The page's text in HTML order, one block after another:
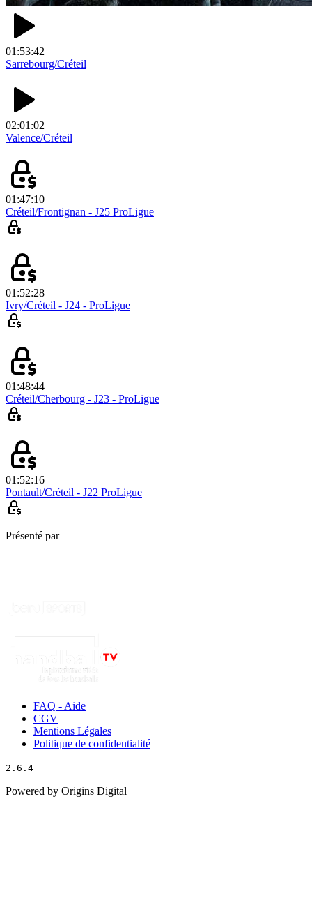
01:53:42
Sarrebourg/Créteil
02:01:02
Valence/Créteil
01:47:10
Créteil/Frontignan - J25 ProLigue
01:52:28
Ivry/Créteil - J24 - ProLigue
01:48:44
Créteil/Cherbourg - J23 - ProLigue
01:52:16
Pontault/Créteil - J22 ProLigue
Présenté par
FAQ - Aide
CGV
Mentions Légales
Politique de confidentialité
2.6.4
Powered by Origins Digital